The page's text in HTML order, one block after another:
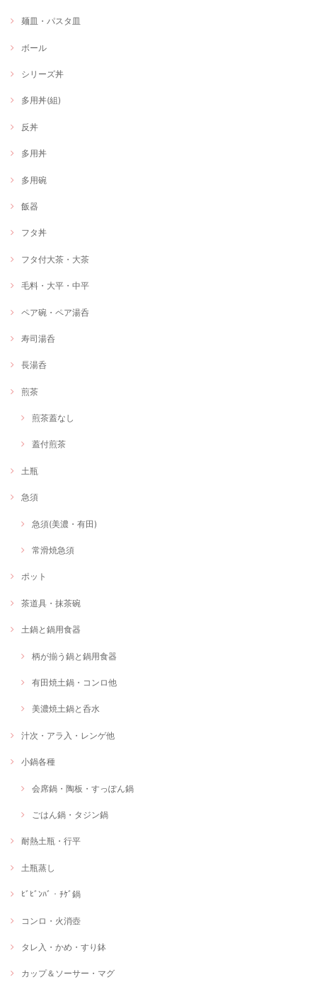
麺皿・パスタ皿
ボール
シリーズ丼
多用丼(組)
反丼
多用丼
多用碗
飯器
フタ丼
フタ付大茶・大茶
毛料・大平・中平
ペア碗・ペア湯呑
寿司湯呑
長湯呑
煎茶
煎茶蓋なし
蓋付煎茶
土瓶
急須
急須(美濃・有田)
常滑焼急須
ポット
茶道具・抹茶碗
土鍋と鍋用食器
柄が揃う鍋と鍋用食器
有田焼土鍋・コンロ他
美濃焼土鍋と呑水
汁次・アラ入・レンゲ他
小鍋各種
会席鍋・陶板・すっぽん鍋
ごはん鍋・タジン鍋
耐熱土瓶・行平
土瓶蒸し
ﾋﾞﾋﾞﾝﾊﾞ・ﾁｹﾞ鍋
コンロ・火消壺
タレ入・かめ・すり鉢
カップ＆ソーサー・マグ